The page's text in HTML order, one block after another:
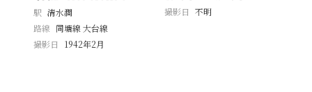
駅 清水澗
路線 同塘線 大台線
撮影日
1942年2月
撮影日 不明